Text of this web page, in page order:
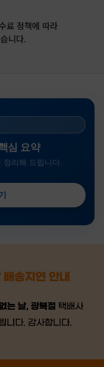
료 정책에 따라
니다.
심 요약
리해 드립니다.
배송